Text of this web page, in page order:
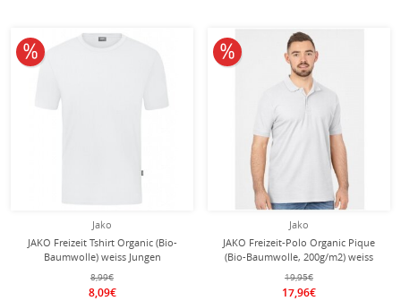
Jako
JAKO Freizeit Tshirt Organic (Bio-
Baumwolle) weiss Jungen
8,99€
8,09€
10% reduziert
Jako
JAKO Freizeit-Polo Organic Pique
(Bio-Baumwolle, 200g/m2) weiss
Herren
19,95€
17,96€
10% reduziert